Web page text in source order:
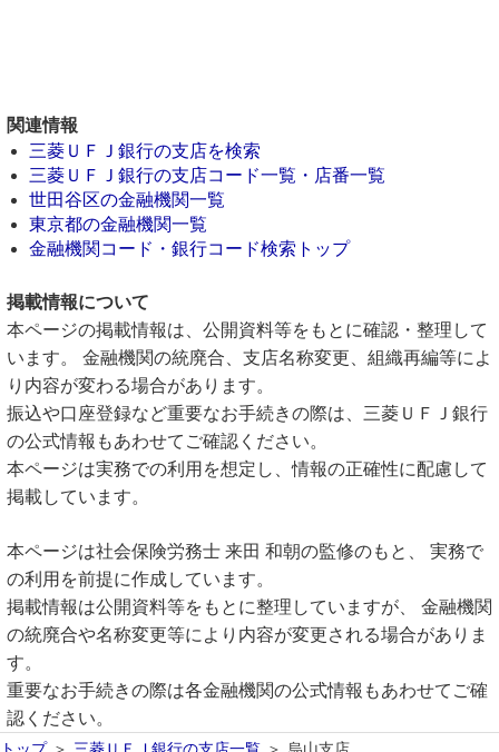
関連情報
三菱ＵＦＪ銀行の支店を検索
三菱ＵＦＪ銀行の支店コード一覧・店番一覧
世田谷区の金融機関一覧
東京都の金融機関一覧
金融機関コード・銀行コード検索トップ
掲載情報について
本ページの掲載情報は、公開資料等をもとに確認・整理して
います。 金融機関の統廃合、支店名称変更、組織再編等によ
り内容が変わる場合があります。
振込や口座登録など重要なお手続きの際は、三菱ＵＦＪ銀行
の公式情報もあわせてご確認ください。
本ページは実務での利用を想定し、情報の正確性に配慮して
掲載しています。
本ページは社会保険労務士 来田 和朝の監修のもと、 実務で
の利用を前提に作成しています。
掲載情報は公開資料等をもとに整理していますが、 金融機関
の統廃合や名称変更等により内容が変更される場合がありま
す。
重要なお手続きの際は各金融機関の公式情報もあわせてご確
認ください。